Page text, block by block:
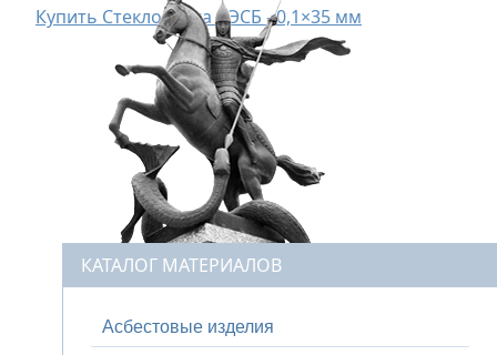
Купить Стеклолента ЛЭСБ - 0,1×35 мм
КАТАЛОГ МАТЕРИАЛОВ
Асбестовые изделия